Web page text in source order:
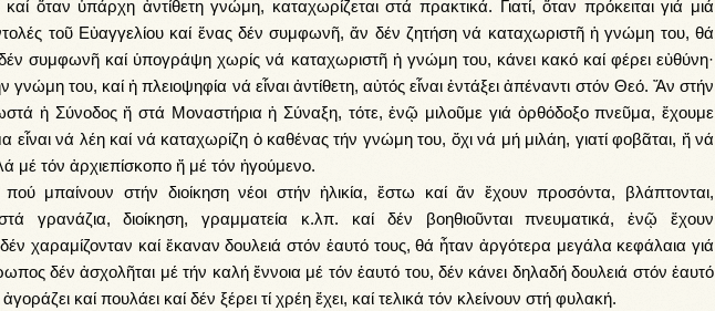
ὅταν ὑπάρχη ἀντίθετη γνώμη, καταχωρίζεται στά πρακτικά. Γιατί, ὅταν πρόκειται γιά μιά
τοῦ Εὐαγγελίου καί ἕνας δέν συμφωνῆ, ἄν δέν ζητήση νά καταχωριστῆ ἡ γνώμη του, θά
συμφωνῆ καί ὑπογράψη χωρίς νά καταχωριστῆ ἡ γνώμη του, κάνει κακό καί φέρει εὐθύνη·
του, καί ἡ πλειοψηφία νά εἶναι ἀντίθετη, αὐτός εἶναι ἐντάξει ἀπέναντι στόν Θεό. Ἄν στήν
ἡ Σύνοδος ἤ στά Μοναστήρια ἡ Σύναξη, τότε, ἐνῷ μιλοῦμε γιά ὀρθόδοξο πνεῦμα, ἔχουμε
εἶναι νά λέη καί νά καταχωρίζη ὁ καθένας τήν γνώμη του, ὄχι νά μή μιλάη, γιατί φοβᾶται, ἤ νά
μέ τόν ἀρχιεπίσκοπο ἤ μέ τόν ἡγούμενο.
μπαίνουν στήν διοίκηση νέοι στήν ἡλικία, ἔστω καί ἄν ἔχουν προσόντα, βλάπτονται,
γρανάζια, διοίκηση, γραμματεία κ.λπ. καί δέν βοηθιοῦνται πνευματικά, ἐνῷ ἔχουν
χαραμίζονταν καί ἔκαναν δουλειά στόν ἑαυτό τους, θά ἦταν ἀργότερα μεγάλα κεφάλαια γιά
δέν ἀσχολῆται μέ τήν καλή ἔννοια μέ τόν ἑαυτό του, δέν κάνει δηλαδή δουλειά στόν ἑαυτό
καί πουλάει καί δέν ξέρει τί χρέη ἔχει, καί τελικά τόν κλείνουν στή φυλακή.